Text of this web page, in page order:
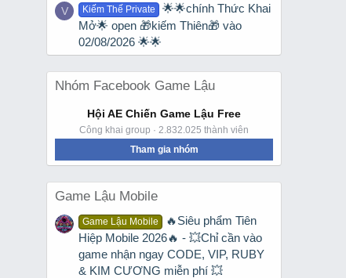
V Kiếm Thế Private
🌟🌟chính Thức Khai
Mở🌟 open 🎁kiếm Thiên🎁 vào
02/08/2026 🌟🌟
Nhóm Facebook Game Lậu
Hội AE Chiến Game Lậu Free
Công khai group · 2.832.025 thành viên
Tham gia nhóm
Game Lậu Mobile
Game Lậu Mobile
🔥Siêu phẩm Tiên
Hiệp Mobile 2026🔥 - 💥Chỉ cần vào
game nhận ngay CODE, VIP, RUBY
& KIM CƯƠNG miễn phí 💥